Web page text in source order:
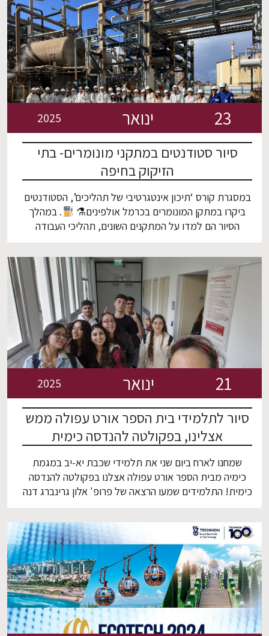
23 ינואר 2025
סיור סטודנטים במתקני מונומרים- בתי
הזיקוק בחיפה
במסגרת קורס ‘תיכון אינטגרטיבי של תהליכים’, הסטודנטים
ביקרו במתקן המונומרים בכרמל אולפינים⚗
. במהלך
הסיור הם למדו על המתקנים השונים, תהליכי העבודה
היכרות מקרוב עם התשתיות המרשימות במפעל והבנה
מעמיקה יותר של תחום האנרגיה והתעשייה הכימית. תודה
מיוחדת לצוות כרמל אולפינים, אוהד נהרי ואלי ויסוצקי על
סיור […]
21 ינואר 2025
סיור לתלמידי בית הספר אורט עפולה ממש
אצלינו, בפקולטה להנדסה כימית
שמחנו לארח ביום שני את תלמידי שכבת יא-יב במגמת
כימיה מבית הספר אורט עפולה אצלנו בפקולטה להנדסה
כימית! התלמידים שמעו הרצאה של פרופ' אלון גרינברג דנה
בהמשך, ביקרו במעבדות מחקר בהן המשתלמות אושרת,
סיון וכפיר סיפרו על המחקרים פורצי הדרך המתנהלים
במעבדות הפקולטה. את הסיור חתמו בשיחה […]